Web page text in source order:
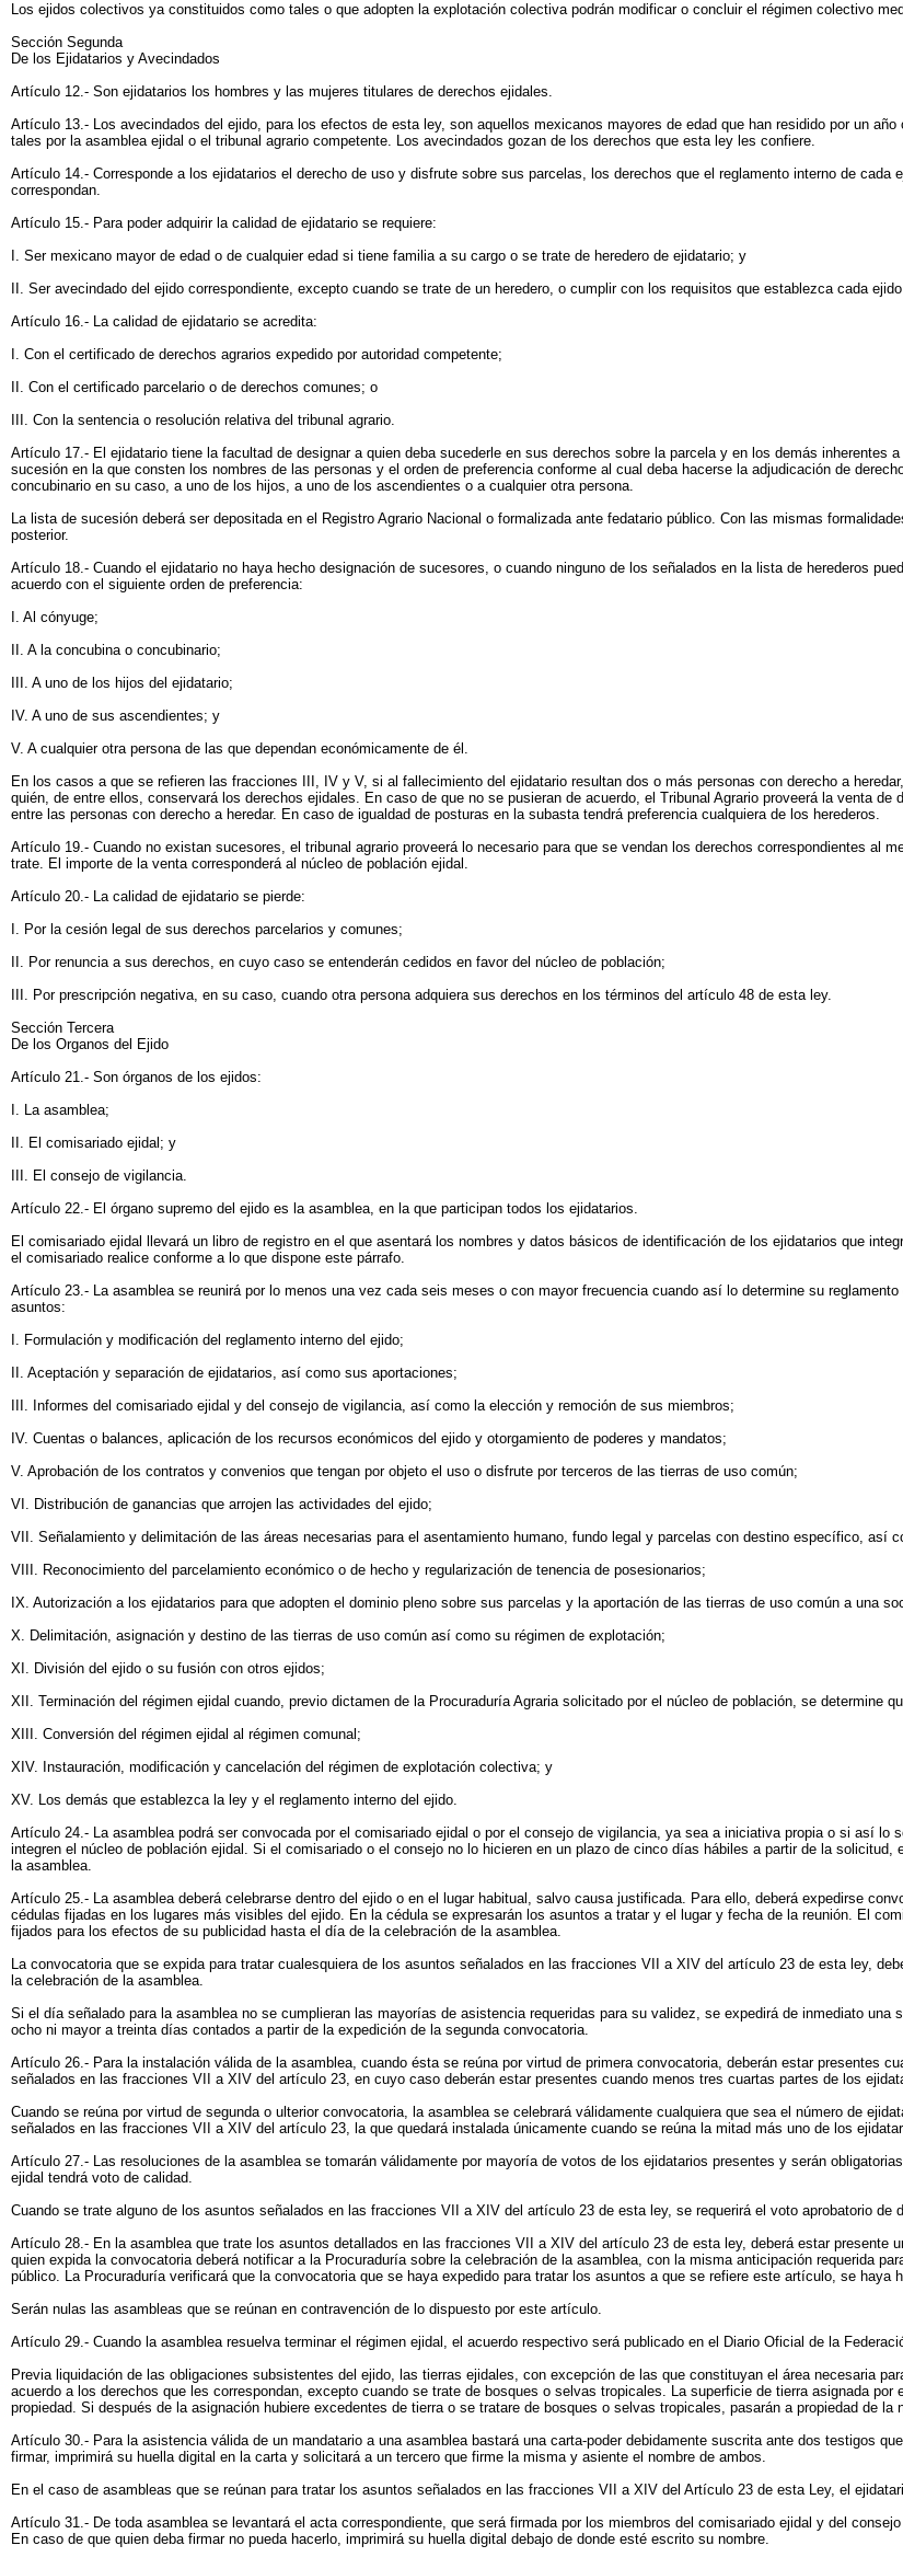
Los ejidos colectivos ya constituidos como tales o que adopten la explotación colectiva podrán modificar o concluir el régimen colectivo
Sección Segunda
De los Ejidatarios y Avecindados
Artículo 12.- Son ejidatarios los hombres y las mujeres titulares de derechos ejidales.
Artículo 13.- Los avecindados del ejido, para los efectos de esta ley, son aquellos mexicanos mayores de edad que han residido por un
tales por la asamblea ejidal o el tribunal agrario competente. Los avecindados gozan de los derechos que esta ley les confiere.
Artículo 14.- Corresponde a los ejidatarios el derecho de uso y disfrute sobre sus parcelas, los derechos que el reglamento interno de
correspondan.
Artículo 15.- Para poder adquirir la calidad de ejidatario se requiere:
I. Ser mexicano mayor de edad o de cualquier edad si tiene familia a su cargo o se trate de heredero de ejidatario; y
II. Ser avecindado del ejido correspondiente, excepto cuando se trate de un heredero, o cumplir con los requisitos que establezca cada
Artículo 16.- La calidad de ejidatario se acredita:
I. Con el certificado de derechos agrarios expedido por autoridad competente;
II. Con el certificado parcelario o de derechos comunes; o
III. Con la sentencia o resolución relativa del tribunal agrario.
Artículo 17.- El ejidatario tiene la facultad de designar a quien deba sucederle en sus derechos sobre la parcela y en los demás inherentes
sucesión en la que consten los nombres de las personas y el orden de preferencia conforme al cual deba hacerse la adjudicación de
concubinario en su caso, a uno de los hijos, a uno de los ascendientes o a cualquier otra persona.
La lista de sucesión deberá ser depositada en el Registro Agrario Nacional o formalizada ante fedatario público. Con las mismas
posterior.
Artículo 18.- Cuando el ejidatario no haya hecho designación de sucesores, o cuando ninguno de los señalados en la lista de herederos
acuerdo con el siguiente orden de preferencia:
I. Al cónyuge;
II. A la concubina o concubinario;
III. A uno de los hijos del ejidatario;
IV. A uno de sus ascendientes; y
V. A cualquier otra persona de las que dependan económicamente de él.
En los casos a que se refieren las fracciones III, IV y V, si al fallecimiento del ejidatario resultan dos o más personas con derecho a
quién, de entre ellos, conservará los derechos ejidales. En caso de que no se pusieran de acuerdo, el Tribunal Agrario proveerá la venta
entre las personas con derecho a heredar. En caso de igualdad de posturas en la subasta tendrá preferencia cualquiera de los herederos.
Artículo 19.- Cuando no existan sucesores, el tribunal agrario proveerá lo necesario para que se vendan los derechos correspondientes al
trate. El importe de la venta corresponderá al núcleo de población ejidal.
Artículo 20.- La calidad de ejidatario se pierde:
I. Por la cesión legal de sus derechos parcelarios y comunes;
II. Por renuncia a sus derechos, en cuyo caso se entenderán cedidos en favor del núcleo de población;
III. Por prescripción negativa, en su caso, cuando otra persona adquiera sus derechos en los términos del artículo 48 de esta ley.
Sección Tercera
De los Organos del Ejido
Artículo 21.- Son órganos de los ejidos:
I. La asamblea;
II. El comisariado ejidal; y
III. El consejo de vigilancia.
Artículo 22.- El órgano supremo del ejido es la asamblea, en la que participan todos los ejidatarios.
El comisariado ejidal llevará un libro de registro en el que asentará los nombres y datos básicos de identificación de los ejidatarios que
el comisariado realice conforme a lo que dispone este párrafo.
Artículo 23.- La asamblea se reunirá por lo menos una vez cada seis meses o con mayor frecuencia cuando así lo determine su
asuntos:
I. Formulación y modificación del reglamento interno del ejido;
II. Aceptación y separación de ejidatarios, así como sus aportaciones;
III. Informes del comisariado ejidal y del consejo de vigilancia, así como la elección y remoción de sus miembros;
IV. Cuentas o balances, aplicación de los recursos económicos del ejido y otorgamiento de poderes y mandatos;
V. Aprobación de los contratos y convenios que tengan por objeto el uso o disfrute por terceros de las tierras de uso común;
VI. Distribución de ganancias que arrojen las actividades del ejido;
VII. Señalamiento y delimitación de las áreas necesarias para el asentamiento humano, fundo legal y parcelas con destino específico, así
VIII. Reconocimiento del parcelamiento económico o de hecho y regularización de tenencia de posesionarios;
IX. Autorización a los ejidatarios para que adopten el dominio pleno sobre sus parcelas y la aportación de las tierras de uso común a una
X. Delimitación, asignación y destino de las tierras de uso común así como su régimen de explotación;
XI. División del ejido o su fusión con otros ejidos;
XII. Terminación del régimen ejidal cuando, previo dictamen de la Procuraduría Agraria solicitado por el núcleo de población, se determine
XIII. Conversión del régimen ejidal al régimen comunal;
XIV. Instauración, modificación y cancelación del régimen de explotación colectiva; y
XV. Los demás que establezca la ley y el reglamento interno del ejido.
Artículo 24.- La asamblea podrá ser convocada por el comisariado ejidal o por el consejo de vigilancia, ya sea a iniciativa propia o si así
integren el núcleo de población ejidal. Si el comisariado o el consejo no lo hicieren en un plazo de cinco días hábiles a partir de la
la asamblea.
Artículo 25.- La asamblea deberá celebrarse dentro del ejido o en el lugar habitual, salvo causa justificada. Para ello, deberá expedirse
cédulas fijadas en los lugares más visibles del ejido. En la cédula se expresarán los asuntos a tratar y el lugar y fecha de la reunión. El
fijados para los efectos de su publicidad hasta el día de la celebración de la asamblea.
La convocatoria que se expida para tratar cualesquiera de los asuntos señalados en las fracciones VII a XIV del artículo 23 de esta ley,
la celebración de la asamblea.
Si el día señalado para la asamblea no se cumplieran las mayorías de asistencia requeridas para su validez, se expedirá de inmediato
ocho ni mayor a treinta días contados a partir de la expedición de la segunda convocatoria.
Artículo 26.- Para la instalación válida de la asamblea, cuando ésta se reúna por virtud de primera convocatoria, deberán estar presentes
señalados en las fracciones VII a XIV del artículo 23, en cuyo caso deberán estar presentes cuando menos tres cuartas partes de los
Cuando se reúna por virtud de segunda o ulterior convocatoria, la asamblea se celebrará válidamente cualquiera que sea el número de
señalados en las fracciones VII a XIV del artículo 23, la que quedará instalada únicamente cuando se reúna la mitad más uno de los
Artículo 27.- Las resoluciones de la asamblea se tomarán válidamente por mayoría de votos de los ejidatarios presentes y serán
ejidal tendrá voto de calidad.
Cuando se trate alguno de los asuntos señalados en las fracciones VII a XIV del artículo 23 de esta ley, se requerirá el voto aprobatorio
Artículo 28.- En la asamblea que trate los asuntos detallados en las fracciones VII a XIV del artículo 23 de esta ley, deberá estar presente
quien expida la convocatoria deberá notificar a la Procuraduría sobre la celebración de la asamblea, con la misma anticipación requerida
público. La Procuraduría verificará que la convocatoria que se haya expedido para tratar los asuntos a que se refiere este artículo, se
Serán nulas las asambleas que se reúnan en contravención de lo dispuesto por este artículo.
Artículo 29.- Cuando la asamblea resuelva terminar el régimen ejidal, el acuerdo respectivo será publicado en el Diario Oficial de la
Previa liquidación de las obligaciones subsistentes del ejido, las tierras ejidales, con excepción de las que constituyan el área necesaria
acuerdo a los derechos que les correspondan, excepto cuando se trate de bosques o selvas tropicales. La superficie de tierra asignada
propiedad. Si después de la asignación hubiere excedentes de tierra o se tratare de bosques o selvas tropicales, pasarán a propiedad de la
Artículo 30.- Para la asistencia válida de un mandatario a una asamblea bastará una carta-poder debidamente suscrita ante dos testigos
firmar, imprimirá su huella digital en la carta y solicitará a un tercero que firme la misma y asiente el nombre de ambos.
En el caso de asambleas que se reúnan para tratar los asuntos señalados en las fracciones VII a XIV del Artículo 23 de esta Ley, el
Artículo 31.- De toda asamblea se levantará el acta correspondiente, que será firmada por los miembros del comisariado ejidal y del
En caso de que quien deba firmar no pueda hacerlo, imprimirá su huella digital debajo de donde esté escrito su nombre.